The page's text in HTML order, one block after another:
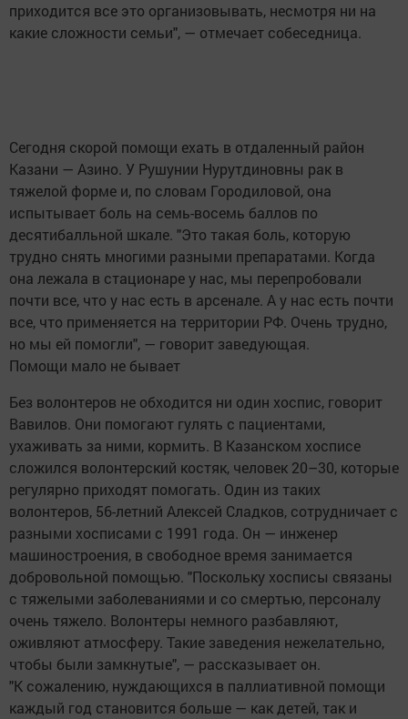
приходится все это организовывать, несмотря ни на
какие сложности семьи", — отмечает собеседница.
Сегодня скорой помощи ехать в отдаленный район
Казани — Азино. У Рушунии Нурутдиновны рак в
тяжелой форме и, по словам Городиловой, она
испытывает боль на семь-восемь баллов по
десятибалльной шкале. "Это такая боль, которую
трудно снять многими разными препаратами. Когда
она лежала в стационаре у нас, мы перепробовали
почти все, что у нас есть в арсенале. А у нас есть почти
все, что применяется на территории РФ. Очень трудно,
но мы ей помогли", — говорит заведующая.
Помощи мало не бывает
Без волонтеров не обходится ни один хоспис, говорит
Вавилов. Они помогают гулять с пациентами,
ухаживать за ними, кормить. В Казанском хосписе
сложился волонтерский костяк, человек 20–30, которые
регулярно приходят помогать. Один из таких
волонтеров, 56-летний Алексей Сладков, сотрудничает с
разными хосписами с 1991 года. Он — инженер
машиностроения, в свободное время занимается
добровольной помощью. "Поскольку хосписы связаны
с тяжелыми заболеваниями и со смертью, персоналу
очень тяжело. Волонтеры немного разбавляют,
оживляют атмосферу. Такие заведения нежелательно,
чтобы были замкнутые", — рассказывает он.
"К сожалению, нуждающихся в паллиативной помощи
каждый год становится больше — как детей, так и